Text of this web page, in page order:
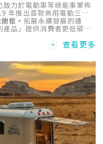
力於電動車等綠能事業佈
年推出首款商用電動三輪
位。
新、拓展永續發展的邊
品」提供消費者更低碳、
先行者，推出「全台第一款
查看更多